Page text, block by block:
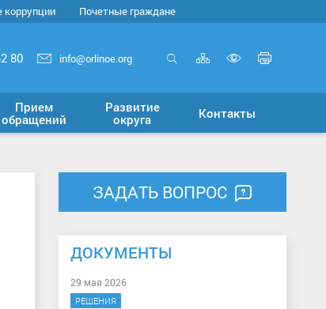
коррупции Почетные граждане
80 info@orlinoe.org Карта
сайта
версию
для
Прием
обращений
Развитие
округа
Контакты
ЗАДАТЬ ВОПРОС
ДОКУМЕНТЫ
29 мая 2026
РЕШЕНИЯ